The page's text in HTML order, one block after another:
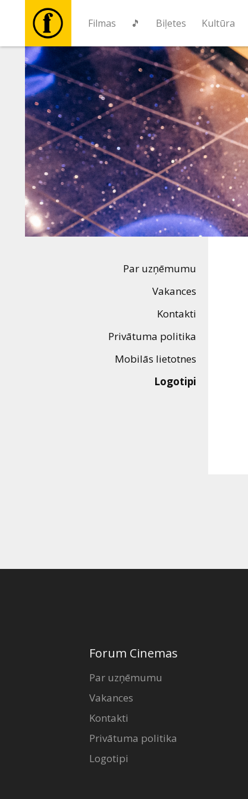
Filmas 🎵 Biļetes Kultūra
Filmas
🎵
Biļetes
Kultūra
Pasākumi
Ziņas
Par uzņēmumu
Vakances
Kontakti
Privātuma politika
Mobilās lietotnes
Logotipi
Forum Cinemas
Par uzņēmumu
Vakances
Kontakti
Privātuma politika
Logotipi